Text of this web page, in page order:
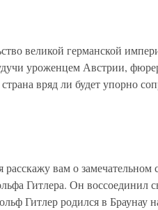
великой германской
уроженцем Австрии,
вряд ли будет упорно
вам о замечательном
Гитлера. Он
Гитлер родился в Браунау